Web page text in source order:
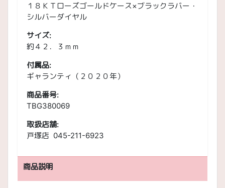
１８ＫＴローズゴールドケース×ブラックラバー・
シルバーダイヤル
サイズ:
約４２．３ｍｍ
付属品:
ギャランティ（２０２０年）
商品番号:
TBG380069
取扱店舗:
戸塚店 045-211-6923
商品説明